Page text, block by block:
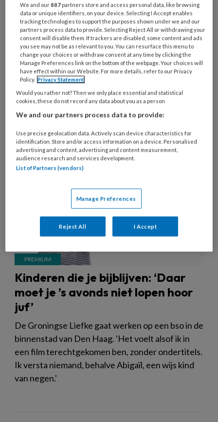
het landelijk gemiddelde. Griep, verkoudheid en
andere virusinfecties zijn de meest genoemde
redenen. Op twee staan psychische klachten,
overspannenheid en burn-out. Dit meldt het
Centraal Bureau voor de Statistiek (CBS).
6 AUGUSTUS 2026 ACHTERGROND
PEDAGOGISCH
Kinderen die je bijblijven: ‘Daar
moet je ’s avonds niet lopen hoor
juf’
De Groningse Liefke gaat werken op een bso in de
binnenstad van Den Haag. 'Het voelt alsof ik in
een film terechtgekomen ben, zonder ondertitels.
Ik versta niemand, behalve Abigaïl, een wijs kind
van negen.'
We and our887 partners store and access personal data, like browsing
data or unique identifiers, on your device. Selecting I Accept enables
tracking technologies to support the purposes shown under we and our
partners process data to provide. Selecting Reject All or withdrawing your
consent will disable them. If trackers are disabled, some content and ads
you see may not be as relevant to you. You can resurface this menu to
change your choices or withdraw consent at any time by clicking the
Manage Preferences link on the bottom of the webpage. Your choices will
have effect within our Website. For more details, refer to our Privacy
Policy. Privacy Statement
Would you rather not? Then we only place essential and statistical
cookies, these do not record any data about you as a person
We and our partners process data to provide:
Use precise geolocation data. Actively scan device characteristics for
identification. Store and/or access information on a device. Personalised
advertising and content, advertising and content measurement,
audience research and services development.
List of Partners (vendors)
Manage Preferences
Reject All I Accept